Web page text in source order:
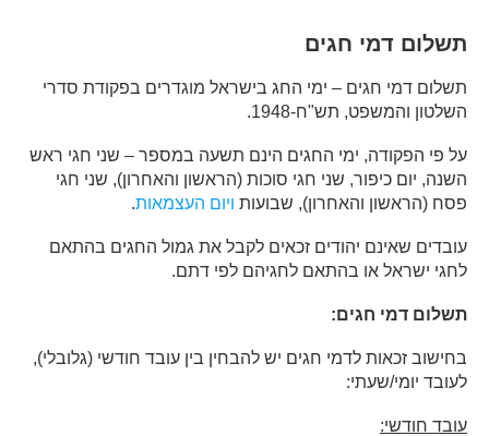
תשלום דמי חגים
תשלום דמי חגים – ימי החג בישראל מוגדרים בפקודת סדרי
השלטון והמשפט, תש"ח-1948.
על פי הפקודה, ימי החגים הינם תשעה במספר – שני חגי ראש
השנה, יום כיפור, שני חגי סוכות (הראשון והאחרון), שני חגי
פסח (הראשון והאחרון), שבועות ויום העצמאות.
עובדים שאינם יהודים זכאים לקבל את גמול החגים בהתאם
לחגי ישראל או בהתאם לחגיהם לפי דתם.
תשלום דמי חגים:
בחישוב זכאות לדמי חגים יש להבחין בין עובד חודשי (גלובלי),
לעובד יומי/שעתי:
עובד חודשי: